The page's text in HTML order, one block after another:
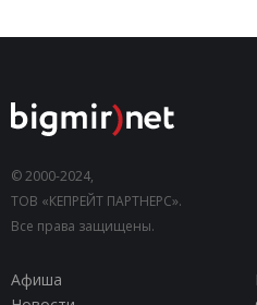
© 2000-2024,
ТОВ «КЕПРЕЙТ ПАРТНЕРС».
Все права защищены.
Афиша